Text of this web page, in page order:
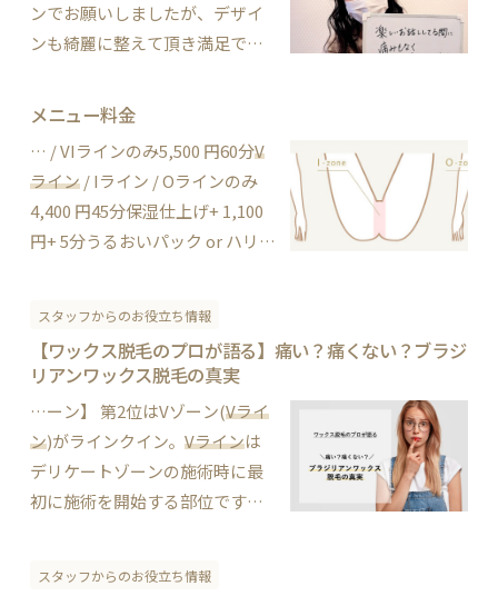
ンでお願いしましたが、デザイ
ンも綺麗に整えて頂き満足で
いと思いました。次回もまたお
切な対応とスピーディーな施術
施術部位VIO＋保湿仕上げ施術店
舗新宿店 今回初めて…
メニュー料金
… / VIラインのみ5,500 円60分V
ライン/ Iライン / Oラインのみ
4,400 円45分保湿仕上げ+ 1,100
円+ 5分うるおいパック or ハリツ
締・黒ずみケア効果）+ 3,300 円
+ 15分 お…
スタッフからのお役立ち情報
【ワックス脱毛のプロが語る】痛い？痛くない？ブラジ
リアンワックス脱毛の真実
…ーン】 第2位はVゾーン(Vライ
ン)がラインクイン。 Vラインは
デリケートゾーンの施術時に最
初に施術を開始する部位です。
スタッフからのお役立ち情報